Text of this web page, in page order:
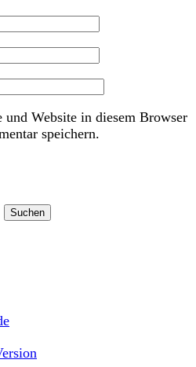
Website in diesem Browser
speichern.
Suchen